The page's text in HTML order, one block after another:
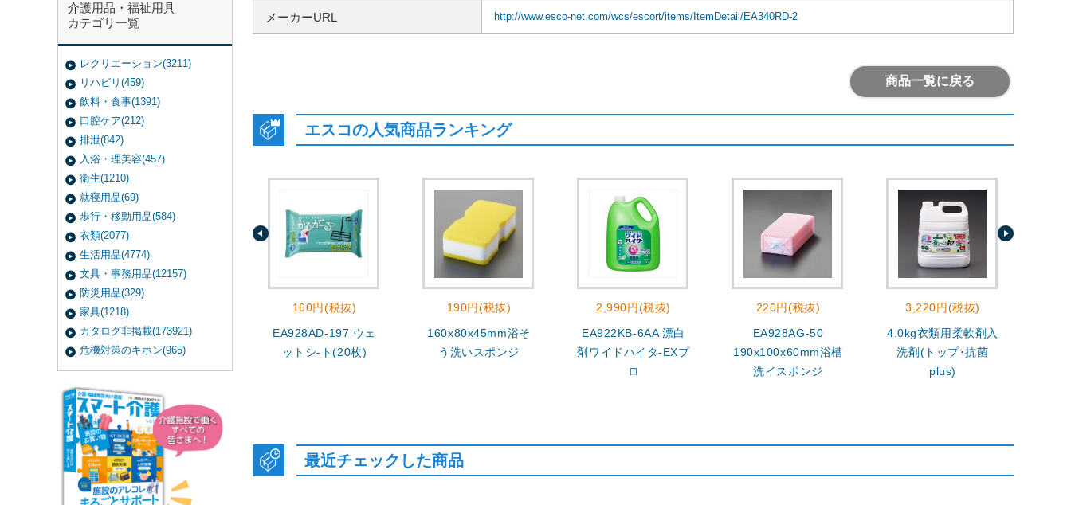
介護用品・福祉用具
カテゴリ一覧
レクリエーション(3211)
リハビリ(459)
飲料・食事(1391)
口腔ケア(212)
排泄(842)
入浴・理美容(457)
衛生(1210)
就寝用品(69)
歩行・移動用品(584)
衣類(2077)
生活用品(4774)
文具・事務用品(12157)
防災用品(329)
家具(1218)
カタログ非掲載(173921)
危機対策のキホン(965)
メーカーURL http://www.esco-net.com/wcs/escort/items/ItemDetail/EA340RD-2
商品一覧に戻る
エスコの人気商品ランキング
160円(税抜)
EA928AD-197 ウェ
ットシ-ト(20枚)
190円(税抜)
160x80x45mm浴そ
う洗いスポンジ
2,990円(税抜)
EA922KB-6AA 漂白
剤ワイドハイタ-EXプ
ロ
220円(税抜)
EA928AG-50
190x100x60mm浴槽
洗イスポンジ
3,220円(税抜)
4.0kg衣類用柔軟剤入
洗剤(トップ･抗菌
plus)
最近チェックした商品